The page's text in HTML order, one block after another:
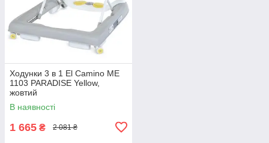
Ходунки 3 в 1 El Camino ME
1103 PARADISE Yellow,
жовтий
В наявності
1 665 ₴ 2 081 ₴